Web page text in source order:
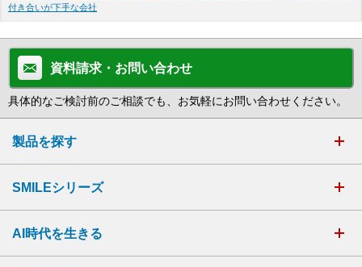
付き合いが下手な会社
資料請求・お問い合わせ
具体的なご検討前のご相談でも、お気軽にお問い合わせください。
製品を探す
SMILEシリーズ
AI時代を生きる